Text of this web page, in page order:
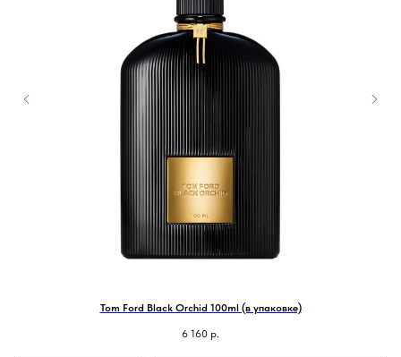
Tom Ford Black Orchid 100ml (в упаковке)
6 160 р.